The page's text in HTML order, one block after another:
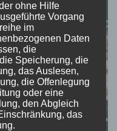
ohne Hilfe
Vorgang
im
Daten
die
Speicherung, die
das Auslesen,
die Offenlegung
oder eine
den Abgleich
das